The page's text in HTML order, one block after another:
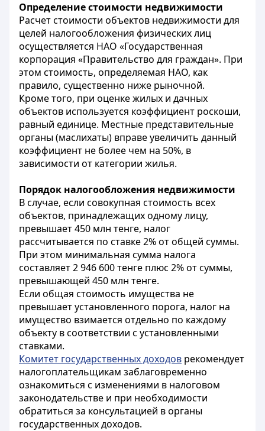
Определение стоимости недвижимости
Расчет стоимости объектов недвижимости для
целей налогообложения физических лиц
осуществляется НАО «Государственная
корпорация «Правительство для граждан». При
этом стоимость, определяемая НАО, как
правило, существенно ниже рыночной.
Кроме того, при оценке жилых и дачных
объектов используется коэффициент роскоши,
равный единице. Местные представительные
органы (маслихаты) вправе увеличить данный
коэффициент не более чем на 50%, в
зависимости от категории жилья.
Порядок налогообложения недвижимости
В случае, если совокупная стоимость всех
объектов, принадлежащих одному лицу,
превышает 450 млн тенге, налог
рассчитывается по ставке 2% от общей суммы.
При этом минимальная сумма налога
составляет 2 946 600 тенге плюс 2% от суммы,
превышающей 450 млн тенге.
Если общая стоимость имущества не
превышает установленного порога, налог на
имущество взимается отдельно по каждому
объекту в соответствии с установленными
ставками.
Комитет государственных доходов рекомендует
налогоплательщикам заблаговременно
ознакомиться с изменениями в налоговом
законодательстве и при необходимости
обратиться за консультацией в органы
государственных доходов.